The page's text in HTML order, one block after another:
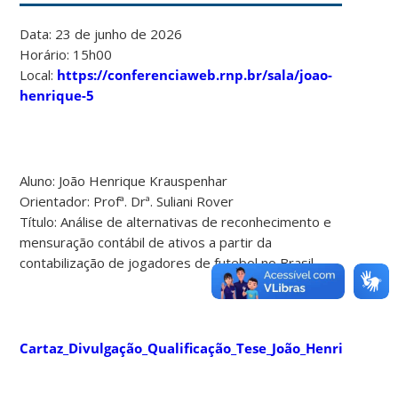
Data: 23 de junho de 2026
Horário: 15h00
Local: https://conferenciaweb.rnp.br/sala/joao-
henrique-5
Aluno: João Henrique Krauspenhar
Orientador: Profª. Drª. Suliani Rover
Título: Análise de alternativas de reconhecimento e
mensuração contábil de ativos a partir da
contabilização de jogadores de futebol no Brasil
Cartaz_Divulgação_Qualificação_Tese_João_Henrique